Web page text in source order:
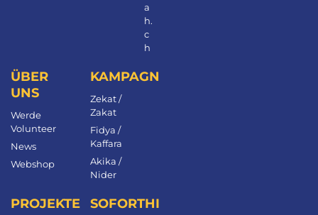
a
h.
c
h
ÜBER
UNS
Werde
Volunteer
News
Webshop
KAMPAGNEN
Zekat /
Zakat
Fidya /
Kaffara
Akika /
Nider
PROJEKTE SOFORTHILFE